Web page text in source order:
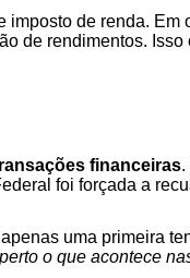
de renda.
de rendimentos.
financeiras.
foi forçada a
uma primeira
o que acontece